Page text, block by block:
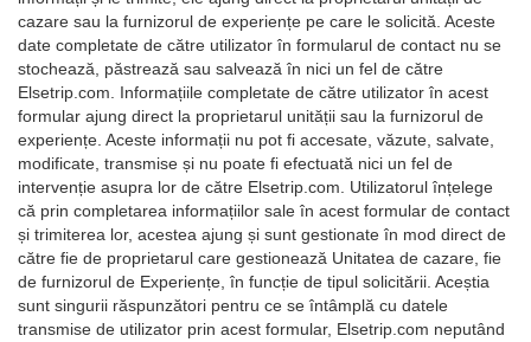
cazare sau la furnizorul de experiențe pe care le solicită. Aceste
date completate de către utilizator în formularul de contact nu se
stochează, păstrează sau salvează în nici un fel de către
Elsetrip.com. Informațiile completate de către utilizator în acest
formular ajung direct la proprietarul unității sau la furnizorul de
experiențe. Aceste informații nu pot fi accesate, văzute, salvate,
modificate, transmise și nu poate fi efectuată nici un fel de
intervenție asupra lor de către Elsetrip.com. Utilizatorul înțelege
că prin completarea informațiilor sale în acest formular de contact
și trimiterea lor, acestea ajung și sunt gestionate în mod direct de
către fie de proprietarul care gestionează Unitatea de cazare, fie
de furnizorul de Experiențe, în funcție de tipul solicitării. Aceștia
sunt singurii răspunzători pentru ce se întâmplă cu datele
transmise de utilizator prin acest formular, Elsetrip.com neputând